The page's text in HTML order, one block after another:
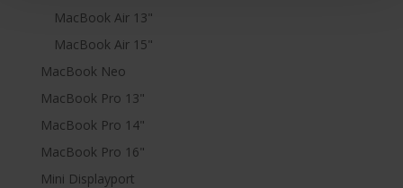
MacBook Air 13"
MacBook Air 15"
MacBook Neo
MacBook Pro 13"
MacBook Pro 14"
MacBook Pro 16"
Mini Displayport